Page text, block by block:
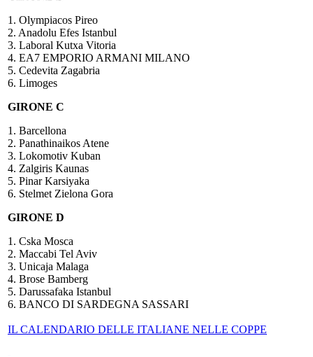
1. Olympiacos Pireo
2. Anadolu Efes Istanbul
3. Laboral Kutxa Vitoria
4. EA7 EMPORIO ARMANI MILANO
5. Cedevita Zagabria
6. Limoges
GIRONE C
1. Barcellona
2. Panathinaikos Atene
3. Lokomotiv Kuban
4. Zalgiris Kaunas
5. Pinar Karsiyaka
6. Stelmet Zielona Gora
GIRONE D
1. Cska Mosca
2. Maccabi Tel Aviv
3. Unicaja Malaga
4. Brose Bamberg
5. Darussafaka Istanbul
6. BANCO DI SARDEGNA SASSARI
IL CALENDARIO DELLE ITALIANE NELLE COPPE